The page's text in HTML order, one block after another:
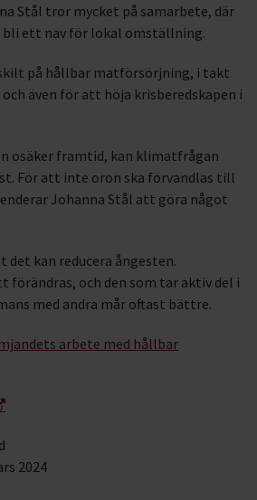
Stål tror mycket på samarbete, där
ett nav för lokal omställning.
på hållbar matförsörjning, i takt
även för att höja krisberedskapen i
osäker framtid, kan klimatfrågan
För att inte oron ska förvandlas till
Johanna Stål att göra något
det kan reducera ångesten.
förändras, och den som tar aktiv del i
med andra mår oftast bättre.
arbete med hållbar
2024